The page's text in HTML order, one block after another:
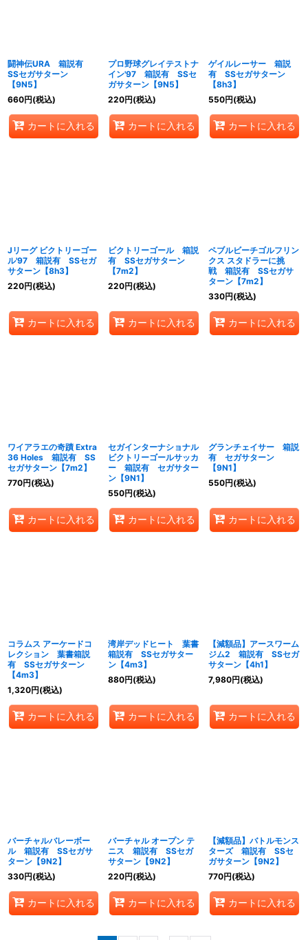
闘神伝URA 箱説有
SSセガサターン
【9N5】
660円(税込)
カートに入れる
プロ野球グレイテストナ
イン'97 箱説有 SSセ
ガサターン【9N5】
220円(税込)
カートに入れる
ゲイルレーサー 箱説
有 SSセガサターン
【8h3】
550円(税込)
カートに入れる
Jリーグ ビクトリーゴー
ル'97 箱説有 SSセガ
サターン【8h3】
220円(税込)
カートに入れる
ビクトリーゴール 箱説
有 SSセガサターン
【7m2】
220円(税込)
カートに入れる
ペブルビーチゴルフリン
クス スタドラーに挑
戦 箱説有 SSセガサ
ターン【7m2】
330円(税込)
カートに入れる
ワイアラエの奇蹟 Extra
36 Holes 箱説有 SS
セガサターン【7m2】
770円(税込)
カートに入れる
セガインターナショナル
ビクトリーゴールサッカ
ー 箱説有 セガサター
ン【9N1】
550円(税込)
カートに入れる
グランチェイサー 箱説
有 セガサターン
【9N1】
550円(税込)
カートに入れる
コラムス アーケードコ
レクション 葉書箱説
有 SSセガサターン
【4m3】
1,320円(税込)
カートに入れる
湾岸デッドヒート 葉書
箱説有 SSセガサター
ン【4m3】
880円(税込)
カートに入れる
【減額品】アースワーム
ジム2 箱説有 SSセガ
サターン【4h1】
7,980円(税込)
カートに入れる
バーチャルバレーボー
ル 箱説有 SSセガサ
ターン【9N2】
330円(税込)
カートに入れる
バーチャル オープン テ
ニス 箱説有 SSセガ
サターン【9N2】
220円(税込)
カートに入れる
【減額品】バトルモンス
ターズ 箱説有 SSセ
ガサターン【9N2】
770円(税込)
カートに入れる